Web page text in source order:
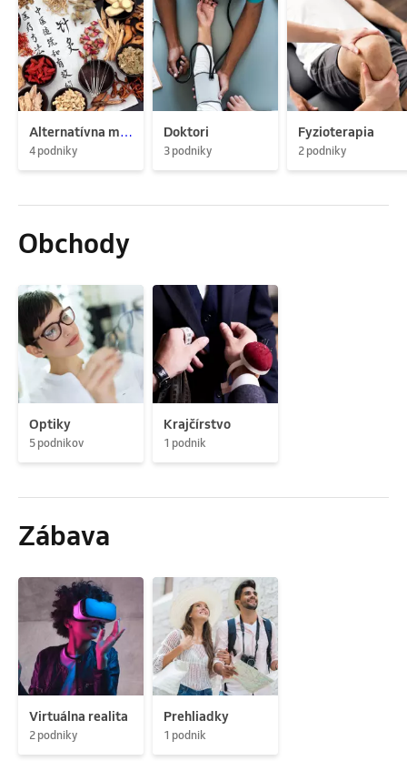
Alternatívna medicína
4 podniky
Doktori
3 podniky
Fyzioterapia
2 podniky
Obchody
Optiky
5 podnikov
Krajčírstvo
1 podnik
Zábava
Virtuálna realita
2 podniky
Prehliadky
1 podnik